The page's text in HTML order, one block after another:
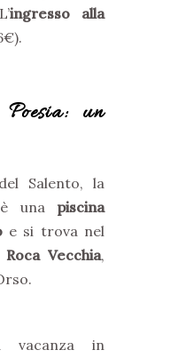
ingresso alla
un
Salento, la
unapiscina
e si trova nel
Vecchia,
vacanza in